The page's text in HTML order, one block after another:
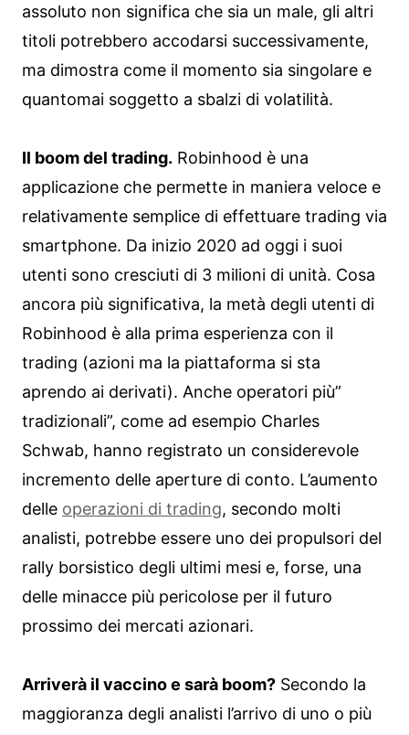
assoluto non significa che sia un male, gli altri
titoli potrebbero accodarsi successivamente,
ma dimostra come il momento sia singolare e
quantomai soggetto a sbalzi di volatilità.
Il boom del trading. Robinhood è una
applicazione che permette in maniera veloce e
relativamente semplice di effettuare trading via
smartphone. Da inizio 2020 ad oggi i suoi
utenti sono cresciuti di 3 milioni di unità. Cosa
ancora più significativa, la metà degli utenti di
Robinhood è alla prima esperienza con il
trading (azioni ma la piattaforma si sta
aprendo ai derivati). Anche operatori più”
tradizionali”, come ad esempio Charles
Schwab, hanno registrato un considerevole
incremento delle aperture di conto. L’aumento
delle operazioni di trading, secondo molti
analisti, potrebbe essere uno dei propulsori del
rally borsistico degli ultimi mesi e, forse, una
delle minacce più pericolose per il futuro
prossimo dei mercati azionari.
Arriverà il vaccino e sarà boom? Secondo la
maggioranza degli analisti l’arrivo di uno o più